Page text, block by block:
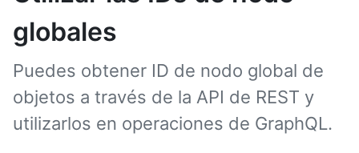
globales
Puedes obtener ID de nodo global de
objetos a través de la API de REST y
utilizarlos en operaciones de GraphQL.